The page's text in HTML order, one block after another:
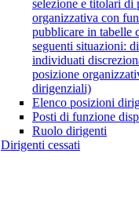
selezione e titolari di
organizzativa con
pubblicare in tabelle
seguenti situazioni:
individuati
posizione
dirigenziali)
Elenco posizioni
Posti di funzione
Ruolo dirigenti
Dirigenti cessati